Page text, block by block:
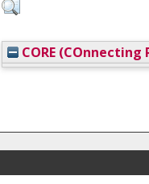
CORE (COnnecting